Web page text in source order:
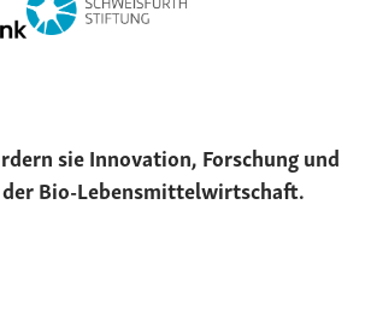
sie Innovation, Forschung und
Bio-Lebensmittelwirtschaft.